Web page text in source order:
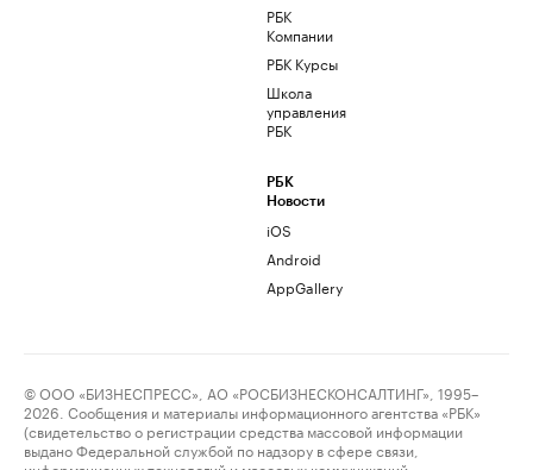
РБК
Компании
РБК Курсы
Школа
управления
РБК
РБК
Новости
iOS
Android
AppGallery
© ООО «БИЗНЕСПРЕСС», АО «РОСБИЗНЕСКОНСАЛТИНГ», 1995–
2026. Сообщения и материалы информационного агентства «РБК»
(свидетельство о регистрации средства массовой информации
выдано Федеральной службой по надзору в сфере связи,